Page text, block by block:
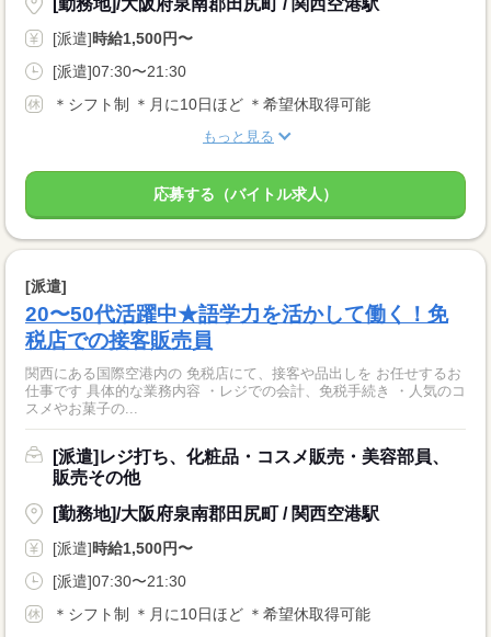
[勤務地]/大阪府泉南郡田尻町 / 関西空港駅
[派遣]時給1,500円〜
[派遣]07:30〜21:30
＊シフト制 ＊月に10日ほど ＊希望休取得可能
もっと見る
応募する（バイトル求人）
[派遣]
20〜50代活躍中★語学力を活かして働く！免
税店での接客販売員
関西にある国際空港内の 免税店にて、接客や品出しを お任せするお
仕事です 具体的な業務内容 ・レジでの会計、免税手続き ・人気のコ
スメやお菓子の...
[派遣]レジ打ち、化粧品・コスメ販売・美容部員、
販売その他
[勤務地]/大阪府泉南郡田尻町 / 関西空港駅
[派遣]時給1,500円〜
[派遣]07:30〜21:30
＊シフト制 ＊月に10日ほど ＊希望休取得可能